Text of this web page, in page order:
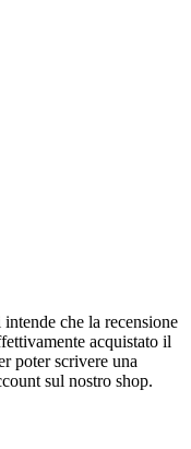
che la recensione
acquistato il
poter scrivere una
sul nostro shop.